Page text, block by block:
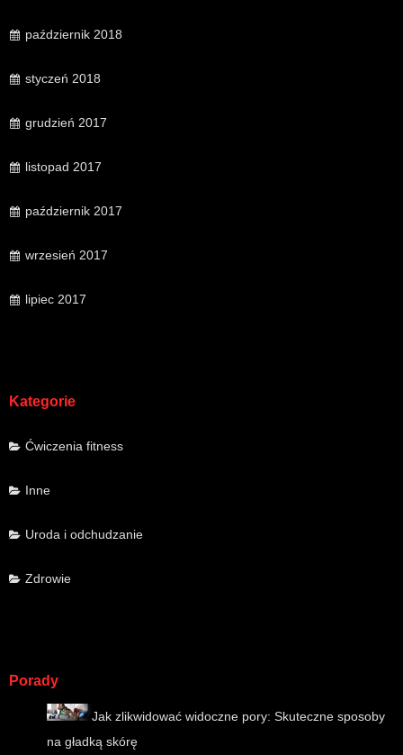
październik 2018
styczeń 2018
grudzień 2017
listopad 2017
październik 2017
wrzesień 2017
lipiec 2017
Kategorie
Ćwiczenia fitness
Inne
Uroda i odchudzanie
Zdrowie
Porady
Jak zlikwidować widoczne pory: Skuteczne sposoby
na gładką skórę